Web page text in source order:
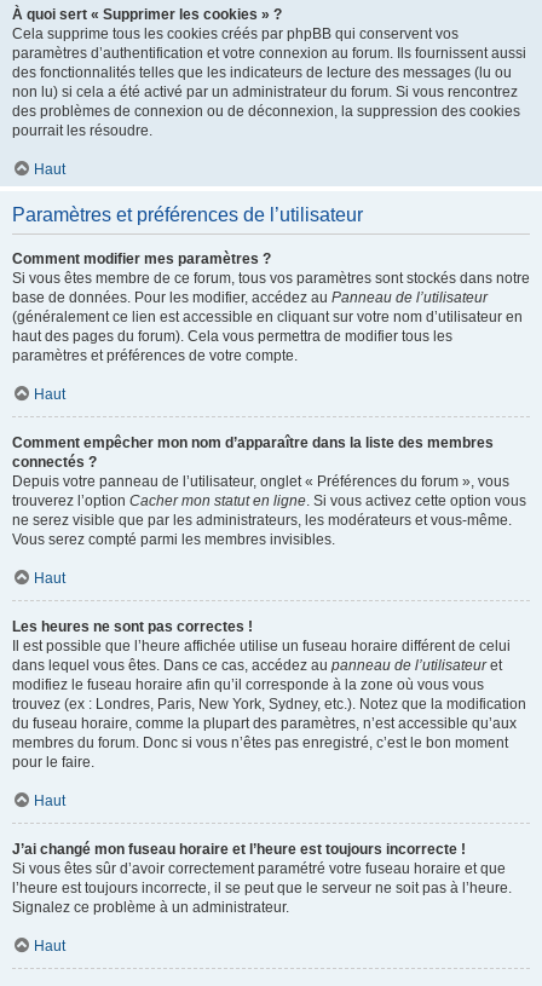
À quoi sert « Supprimer les cookies » ?
Cela supprime tous les cookies créés par phpBB qui conservent vos
paramètres d’authentification et votre connexion au forum. Ils fournissent aussi
des fonctionnalités telles que les indicateurs de lecture des messages (lu ou
non lu) si cela a été activé par un administrateur du forum. Si vous rencontrez
des problèmes de connexion ou de déconnexion, la suppression des cookies
pourrait les résoudre.
Haut
Paramètres et préférences de l’utilisateur
Comment modifier mes paramètres ?
Si vous êtes membre de ce forum, tous vos paramètres sont stockés dans notre
base de données. Pour les modifier, accédez au Panneau de l’utilisateur
(généralement ce lien est accessible en cliquant sur votre nom d’utilisateur en
haut des pages du forum). Cela vous permettra de modifier tous les
paramètres et préférences de votre compte.
Haut
Comment empêcher mon nom d’apparaître dans la liste des membres
connectés ?
Depuis votre panneau de l’utilisateur, onglet « Préférences du forum », vous
trouverez l’option Cacher mon statut en ligne. Si vous activez cette option vous
ne serez visible que par les administrateurs, les modérateurs et vous-même.
Vous serez compté parmi les membres invisibles.
Haut
Les heures ne sont pas correctes !
Il est possible que l’heure affichée utilise un fuseau horaire différent de celui
dans lequel vous êtes. Dans ce cas, accédez au panneau de l’utilisateuret
modifiez le fuseau horaire afin qu’il corresponde à la zone où vous vous
trouvez (ex : Londres, Paris, New York, Sydney, etc.). Notez que la modification
du fuseau horaire, comme la plupart des paramètres, n’est accessible qu’aux
membres du forum. Donc si vous n’êtes pas enregistré, c’est le bon moment
pour le faire.
Haut
J’ai changé mon fuseau horaire et l’heure est toujours incorrecte !
Si vous êtes sûr d’avoir correctement paramétré votre fuseau horaire et que
l’heure est toujours incorrecte, il se peut que le serveur ne soit pas à l’heure.
Signalez ce problème à un administrateur.
Haut